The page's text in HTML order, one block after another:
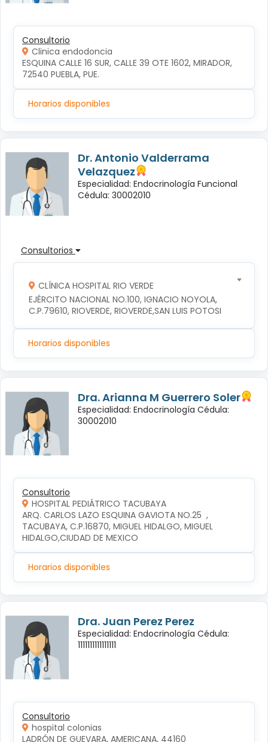
Consultorio
Clinica endodoncia
ESQUINA CALLE 16 SUR, CALLE 39 OTE 1602, MIRADOR,
72540 PUEBLA, PUE.
Horarios disponibles
Dr. Antonio Valderrama
Velazquez
Especialidad: Endocrinología Funcional
Cédula: 30002010
Consultorios
CLÍNICA HOSPITAL RIO VERDE
EJÉRCITO NACIONAL NO.100, IGNACIO NOYOLA,
C.P.79610, RIOVERDE, RIOVERDE,SAN LUIS POTOSI
Horarios disponibles
Dra. Arianna M Guerrero Soler
Especialidad: Endocrinología Cédula:
30002010
Consultorio
HOSPITAL PEDIÁTRICO TACUBAYA
ARQ. CARLOS LAZO ESQUINA GAVIOTA NO.25  ,
TACUBAYA, C.P.16870, MIGUEL HIDALGO, MIGUEL
HIDALGO,CIUDAD DE MEXICO
Horarios disponibles
Dra. Juan Perez Perez
Especialidad: Endocrinología Cédula:
1111111111111111
Consultorio
hospital colonias
LADRÓN DE GUEVARA, AMERICANA, 44160